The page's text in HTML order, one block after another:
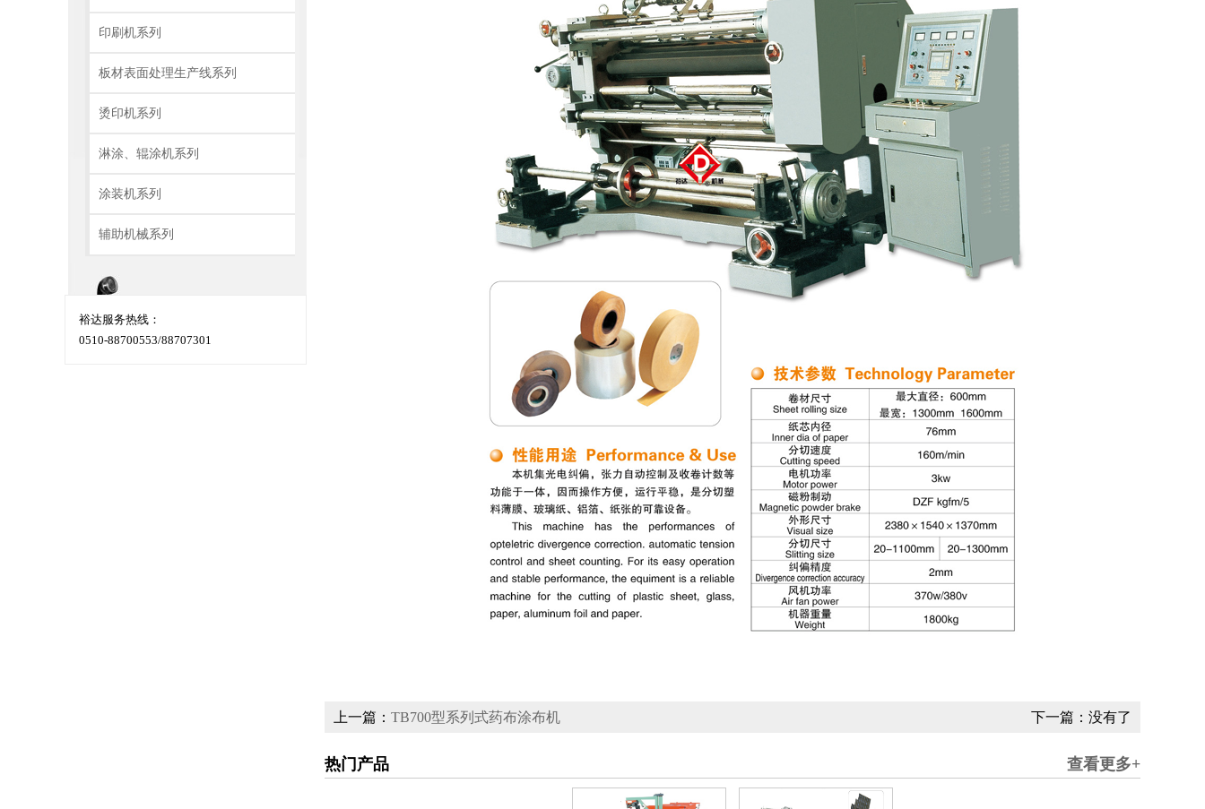
印刷机系列
板材表面处理生产线系列
烫印机系列
淋涂、辊涂机系列
涂装机系列
辅助机械系列
裕达服务热线：
0510-88700553/88707301
上一篇： TB700型系列式药布涂布机 下一篇：没有了
热门产品 查看更多+